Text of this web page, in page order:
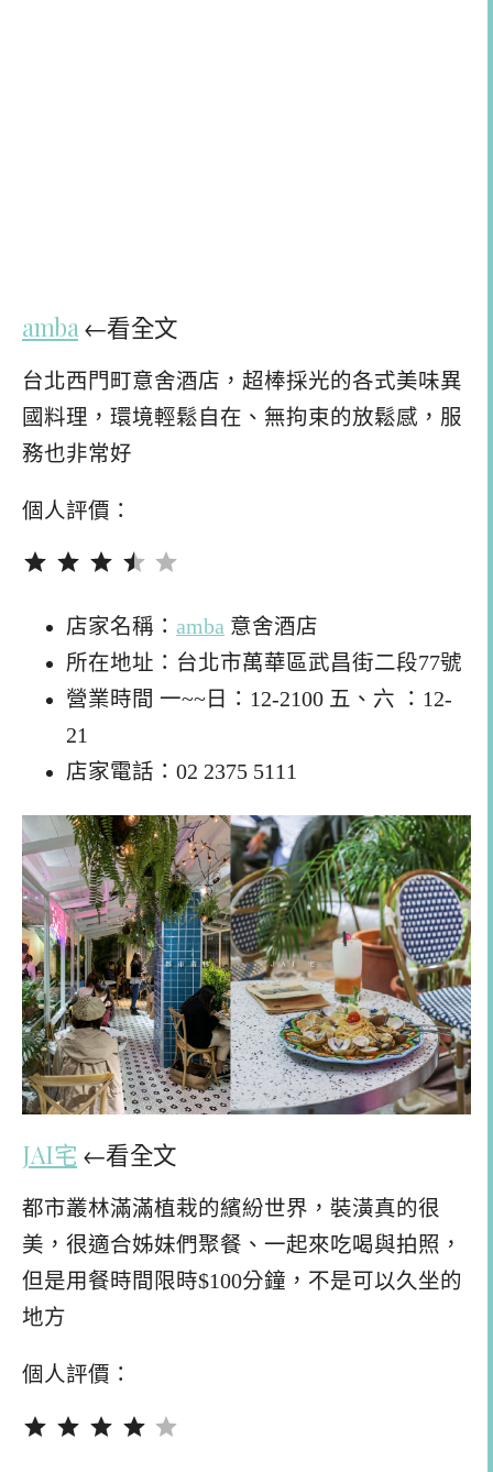
amba ←看全文
台北西門町意舍酒店，超棒採光的各式美味異
國料理，環境輕鬆自在、無拘束的放鬆感，服
務也非常好
個人評價：
店家名稱： amba 意舍酒店
所在地址：台北市萬華區武昌街二段77號
營業時間 一~~日：12-2100 五、六 ：12-
21
店家電話：02 2375 5111
JAI宅 ←看全文
都市叢林滿滿植栽的繽紛世界，裝潢真的很
美，很適合姊妹們聚餐、一起來吃喝與拍照，
但是用餐時間限時$100分鐘，不是可以久坐的
地方
個人評價：